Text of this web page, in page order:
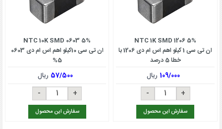
NTC 1K SMD 1206 5%
ان تی سی 1 کیلو اهم اس ام دی 1206 با
خطا 5 درصد
109/000 ریال
سفارش این محصول
NTC 10K SMD 0603 5%
ان تی سی 10کیلو اهم اس ام دی 0603
5%
57/500 ریال
سفارش این محصول